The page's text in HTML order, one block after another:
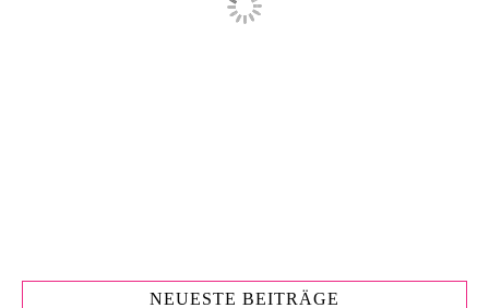
NEUESTE BEITRÄGE